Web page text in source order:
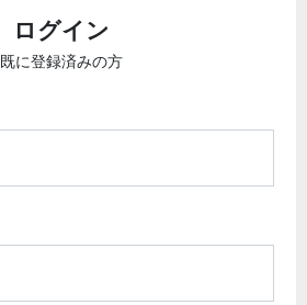
ログイン
既に登録済みの方